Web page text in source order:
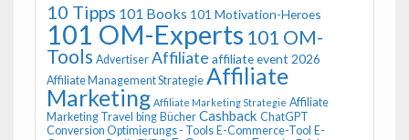
10 Tipps 101 Books 101 Motivation-Heroes
101 OM-Experts 101 OM-
Tools Advertiser Affiliate affiliate event 2026
Affiliate Management Strategie Affiliate
Marketing Affiliate Marketing Strategie Affiliate
Marketing Travel bing Bücher Cashback ChatGPT
Conversion Optimierungs - Tools E-Commerce-Tool E-